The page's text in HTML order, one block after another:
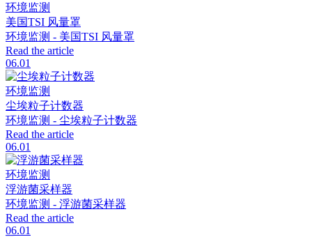
环境监测
美国TSI 风量罩
环境监测 - 美国TSI 风量罩
Read the article
06.01
环境监测
尘埃粒子计数器
环境监测 - 尘埃粒子计数器
Read the article
06.01
环境监测
浮游菌采样器
环境监测 - 浮游菌采样器
Read the article
06.01